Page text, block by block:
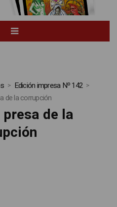
Edición impresa Nº 142
de la corrupción
de la